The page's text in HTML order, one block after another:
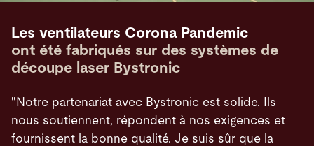
Les ventilateurs Corona Pandemic
ont été fabriqués sur des systèmes de
découpe laser Bystronic
"Notre partenariat avec Bystronic est solide. Ils
nous soutiennent, répondent à nos exigences et
fournissent la bonne qualité. Je suis sûr que la